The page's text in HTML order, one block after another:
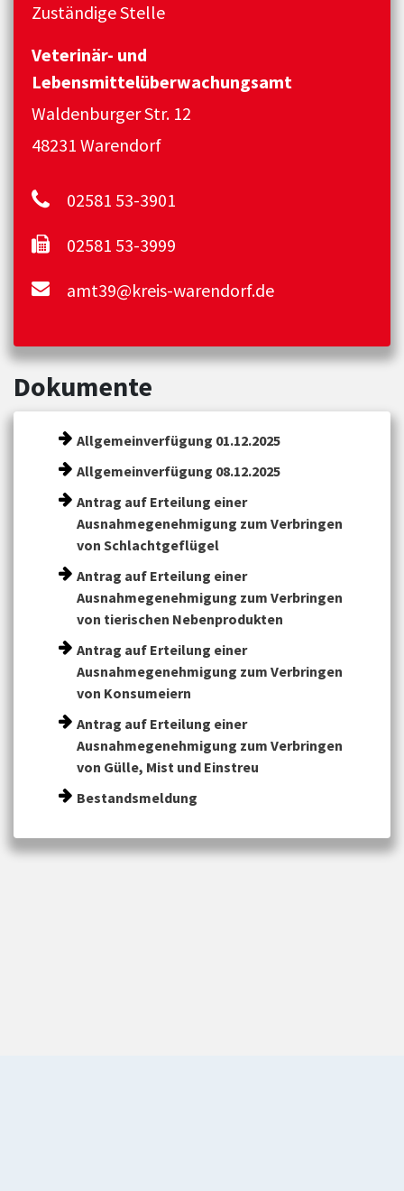
Zuständige Stelle
Veterinär- und
Lebensmittelüberwachungsamt
Waldenburger Str. 12
48231 Warendorf
02581 53-3901
02581 53-3999
amt39@kreis-warendorf.de
Dokumente
Allgemeinverfügung 01.12.2025
Allgemeinverfügung 08.12.2025
Antrag auf Erteilung einer
Ausnahmegenehmigung zum Verbringen
von Schlachtgeflügel
Antrag auf Erteilung einer
Ausnahmegenehmigung zum Verbringen
von tierischen Nebenprodukten
Antrag auf Erteilung einer
Ausnahmegenehmigung zum Verbringen
von Konsumeiern
Antrag auf Erteilung einer
Ausnahmegenehmigung zum Verbringen
von Gülle, Mist und Einstreu
Bestandsmeldung